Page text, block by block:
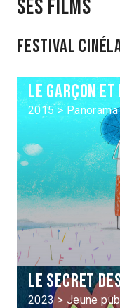
Ses films
Festival
Le Garçon et
2015 >
Le Secret
2023 > Jeune